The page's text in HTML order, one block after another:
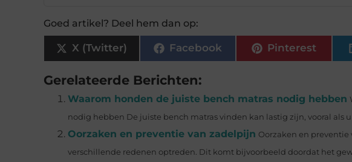
Goed artikel? Deel hem dan op:
X (Twitter) Facebook Pinterest
Gerelateerde Berichten:
Waarom honden de juiste bench matras nodig hebben
nodig hebben De juiste bench matras vinden kan lastig zijn, vooral als u
Oorzaken en preventie van zadelpijn Oorzaken en
verschillende redenen optreden. Dit komt bijvoorbeeld doordat het